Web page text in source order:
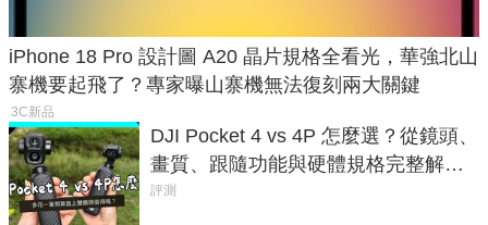
iPhone 18 Pro 設計圖 A20 晶片規格全看光，華強北山
寨機要起飛了？專家曝山寨機無法復刻兩大關鍵
3C新品
DJI Pocket 4 vs 4P 怎麼選？從鏡頭、
畫質、跟隨功能與硬體規格完整解
析，一次看懂兩台差異
評測